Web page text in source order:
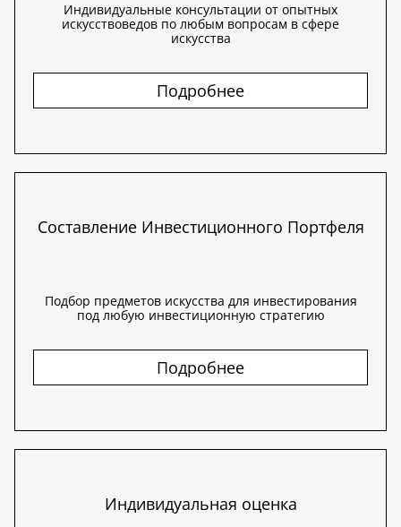
Индивидуальные консультации от опытных
искусствоведов по любым вопросам в сфере
искусства
Подробнее
Составление Инвестиционного Портфеля
Подбор предметов искусства для инвестирования
под любую инвестиционную стратегию
Подробнее
Индивидуальная оценка